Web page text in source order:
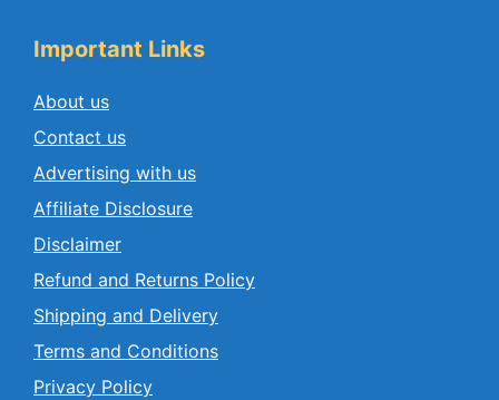
Important Links
About us
Contact us
Advertising with us
Affiliate Disclosure
Disclaimer
Refund and Returns Policy
Shipping and Delivery
Terms and Conditions
Privacy Policy